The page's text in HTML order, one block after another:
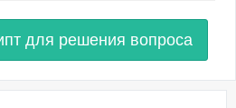
для решения вопроса